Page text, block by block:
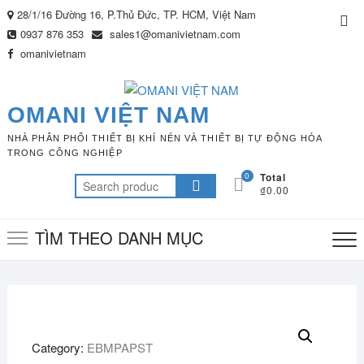
Skip
to
content
28/1/16 Đường 16, P.Thủ Đức, TP. HCM, Việt Nam
0937 876 353
sales1@omanivietnam.com
omanivietnam
OMANI VIỆT NAM
NHÀ PHÂN PHỐI THIẾT BỊ KHÍ NÉN VÀ THIẾT BỊ TỰ ĐỘNG HÓA
TRONG CÔNG NGHIỆP
Search
for:
0 Total
₫0.00
TÌM THEO DANH MỤC
Category: EBMPAPST